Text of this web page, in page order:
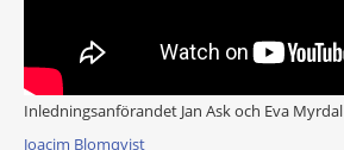
Inledningsanförandet Jan Ask och Eva Myrdal
Joacim Blomqvist